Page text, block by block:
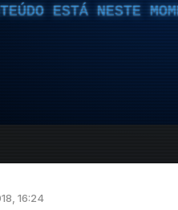
ESTÁ NESTE
16:24